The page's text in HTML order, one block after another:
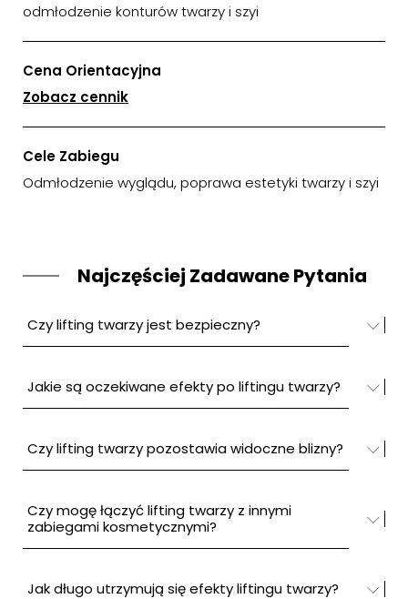
odmłodzenie konturów twarzy i szyi
Cena Orientacyjna
Zobacz cennik
Cele Zabiegu
Odmłodzenie wyglądu, poprawa estetyki twarzy i szyi
Najczęściej Zadawane Pytania
Czy lifting twarzy jest bezpieczny?
Jakie są oczekiwane efekty po liftingu twarzy?
Czy lifting twarzy pozostawia widoczne blizny?
Czy mogę łączyć lifting twarzy z innymi
zabiegami kosmetycznymi?
Jak długo utrzymują się efekty liftingu twarzy?